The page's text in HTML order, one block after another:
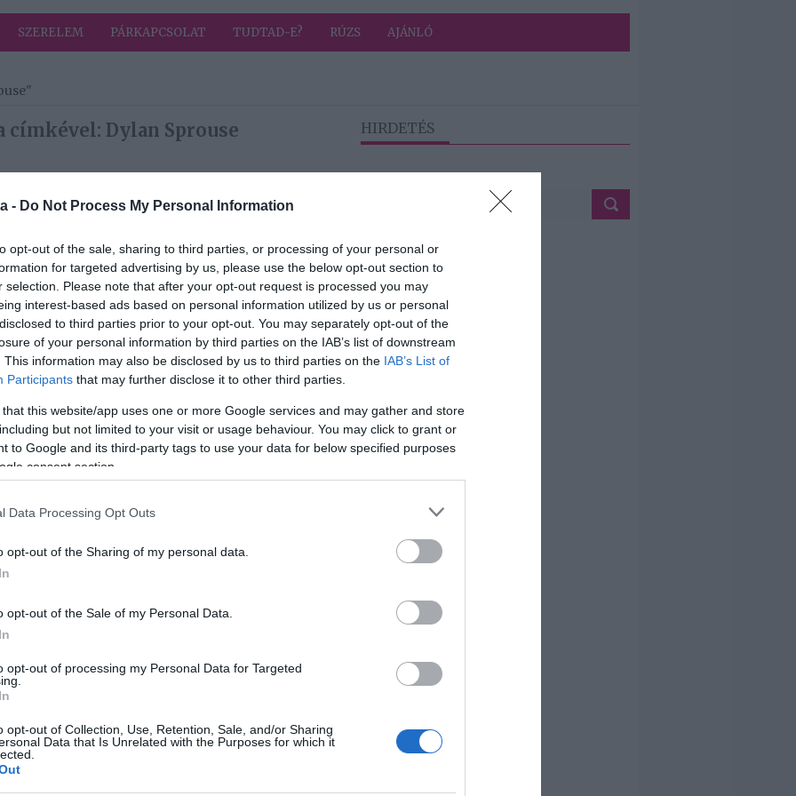
- Do Not Process My Personal Information
opt-out of the sale, sharing to third parties, or processing of your personal or
for targeted advertising by us, please use the below opt-out section to
selection. Please note that after your opt-out request is processed you may
interest-based ads based on personal information utilized by us or personal
to third parties prior to your opt-out. You may separately opt-out of the
of your personal information by third parties on the IAB’s list of downstream
This information may also be disclosed by us to third parties on the IAB’s List of
Participants that may further disclose it to other third parties.
that this website/app uses one or more Google services and may gather and store
but not limited to your visit or usage behaviour. You may click to grant or
to Google and its third-party tags to use your data for below specified purposes
consent section.
Data Processing Opt Outs
opt-out of the Sharing of my personal data.
opt-out of the Sale of my Personal Data.
opt-out of processing my Personal Data for Targeted
opt-out of Collection, Use, Retention, Sale, and/or Sharing
Data that Is Unrelated with the Purposes for which it
SZERELEM PÁRKAPCSOLAT TUDTAD-E? RÚZS AJÁNLÓ
címkével: Dylan Sprouse
kérdés elé állította
Dylan-t
2020-10-09.
Palvin Barbit
aranyos fotóval
köszöntötte párja
a születésnapján
szerelme
fel
Palvin Barbi és
ünnepelt
a
2020-05-25.
Palvin Barbi
HIRDETÉS